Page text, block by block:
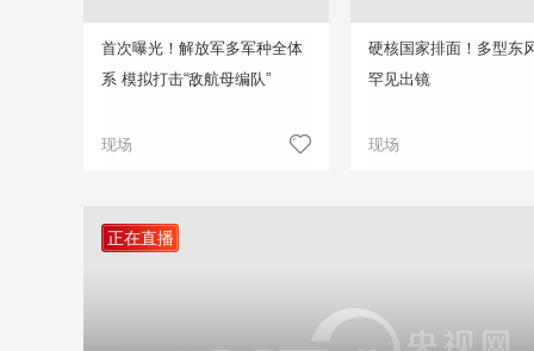
首次曝光！解放军多军种全体
系 模拟打击“敌航母编队”
现场
硬核国家排面！多型东
罕见出镜
现场
正在直播